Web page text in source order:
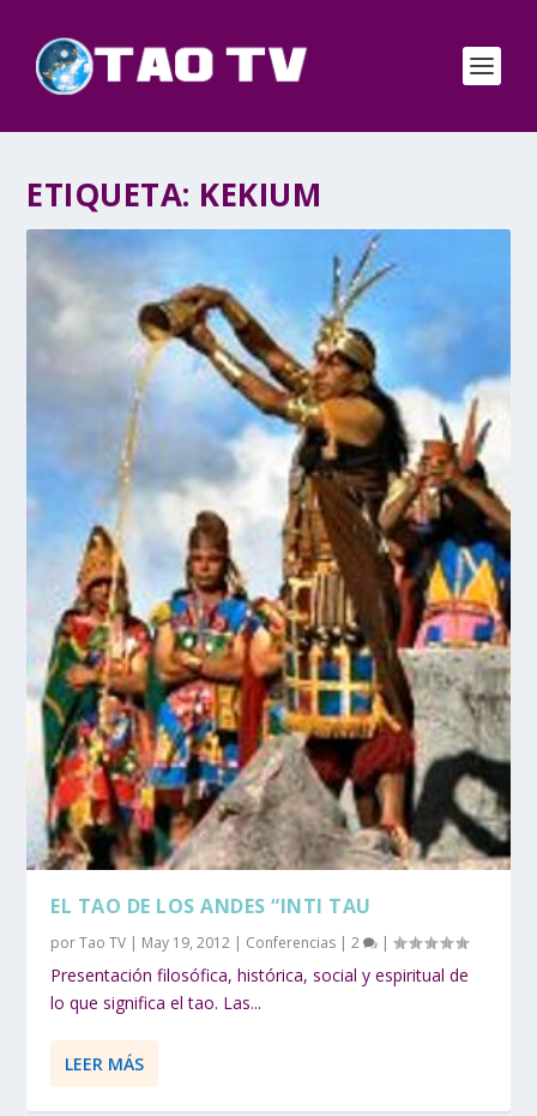
ETIQUETA: KEKIUM
EL TAO DE LOS ANDES “INTI TAU
porTao TV | May 19, 2012 | Conferencias |2 |
Presentación filosófica, histórica, social y espiritual de
lo que significa el tao. Las...
LEER MÁS